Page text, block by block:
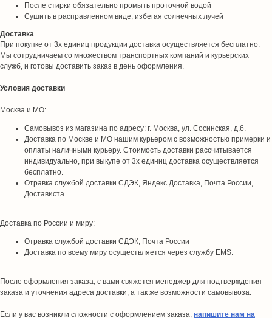
После стирки обязательно промыть проточной водой
Сушить в расправленном виде, избегая солнечных лучей
Доставка
При покупке от 3х единиц продукции доставка осуществляется бесплатно.
Мы сотрудничаем со множеством транспортных компаний и курьерских
служб, и готовы доставить заказ в день оформления.
Условия доставки
Москва и МО:
Самовывоз из магазина по адресу: г. Москва, ул. Сосинская, д.6.
Доставка по Москве и МО нашим курьером с возможностью примерки и
оплаты наличными курьеру. Стоимость доставки рассчитывается
индивидуально, при выкупе от 3х единиц доставка осуществляется
бесплатно.
Отравка службой доставки СДЭК, Яндекс Доставка, Почта России,
Достависта.
Доставка по России и миру:
Отравка службой доставки СДЭК, Почта России
Доставка по всему миру осуществляется через службу EMS.
После оформления заказа, с вами свяжется менеджер для подтверждения
заказа и уточнения адреса доставки, а так же возможности самовывоза.
Если у вас возникли сложности с оформлением заказа, напишите нам на